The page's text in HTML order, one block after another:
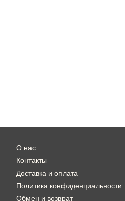
О нас
Контакты
Доставка и оплата
Политика конфиденциальности
Обмен и возврат